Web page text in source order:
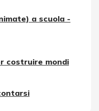
a scuola -
costruire mondi